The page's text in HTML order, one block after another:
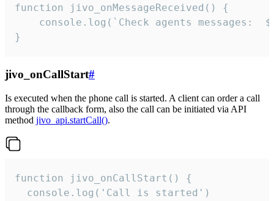
function jivo_onMessageReceived() {
}
jivo_onCallStart#
Is executed when the phone call is started. A client can order a call
through the callback form, also the call can be initiated via API
method jivo_api.startCall().
function jivo_onCallStart() {
  console.log('Call is started')